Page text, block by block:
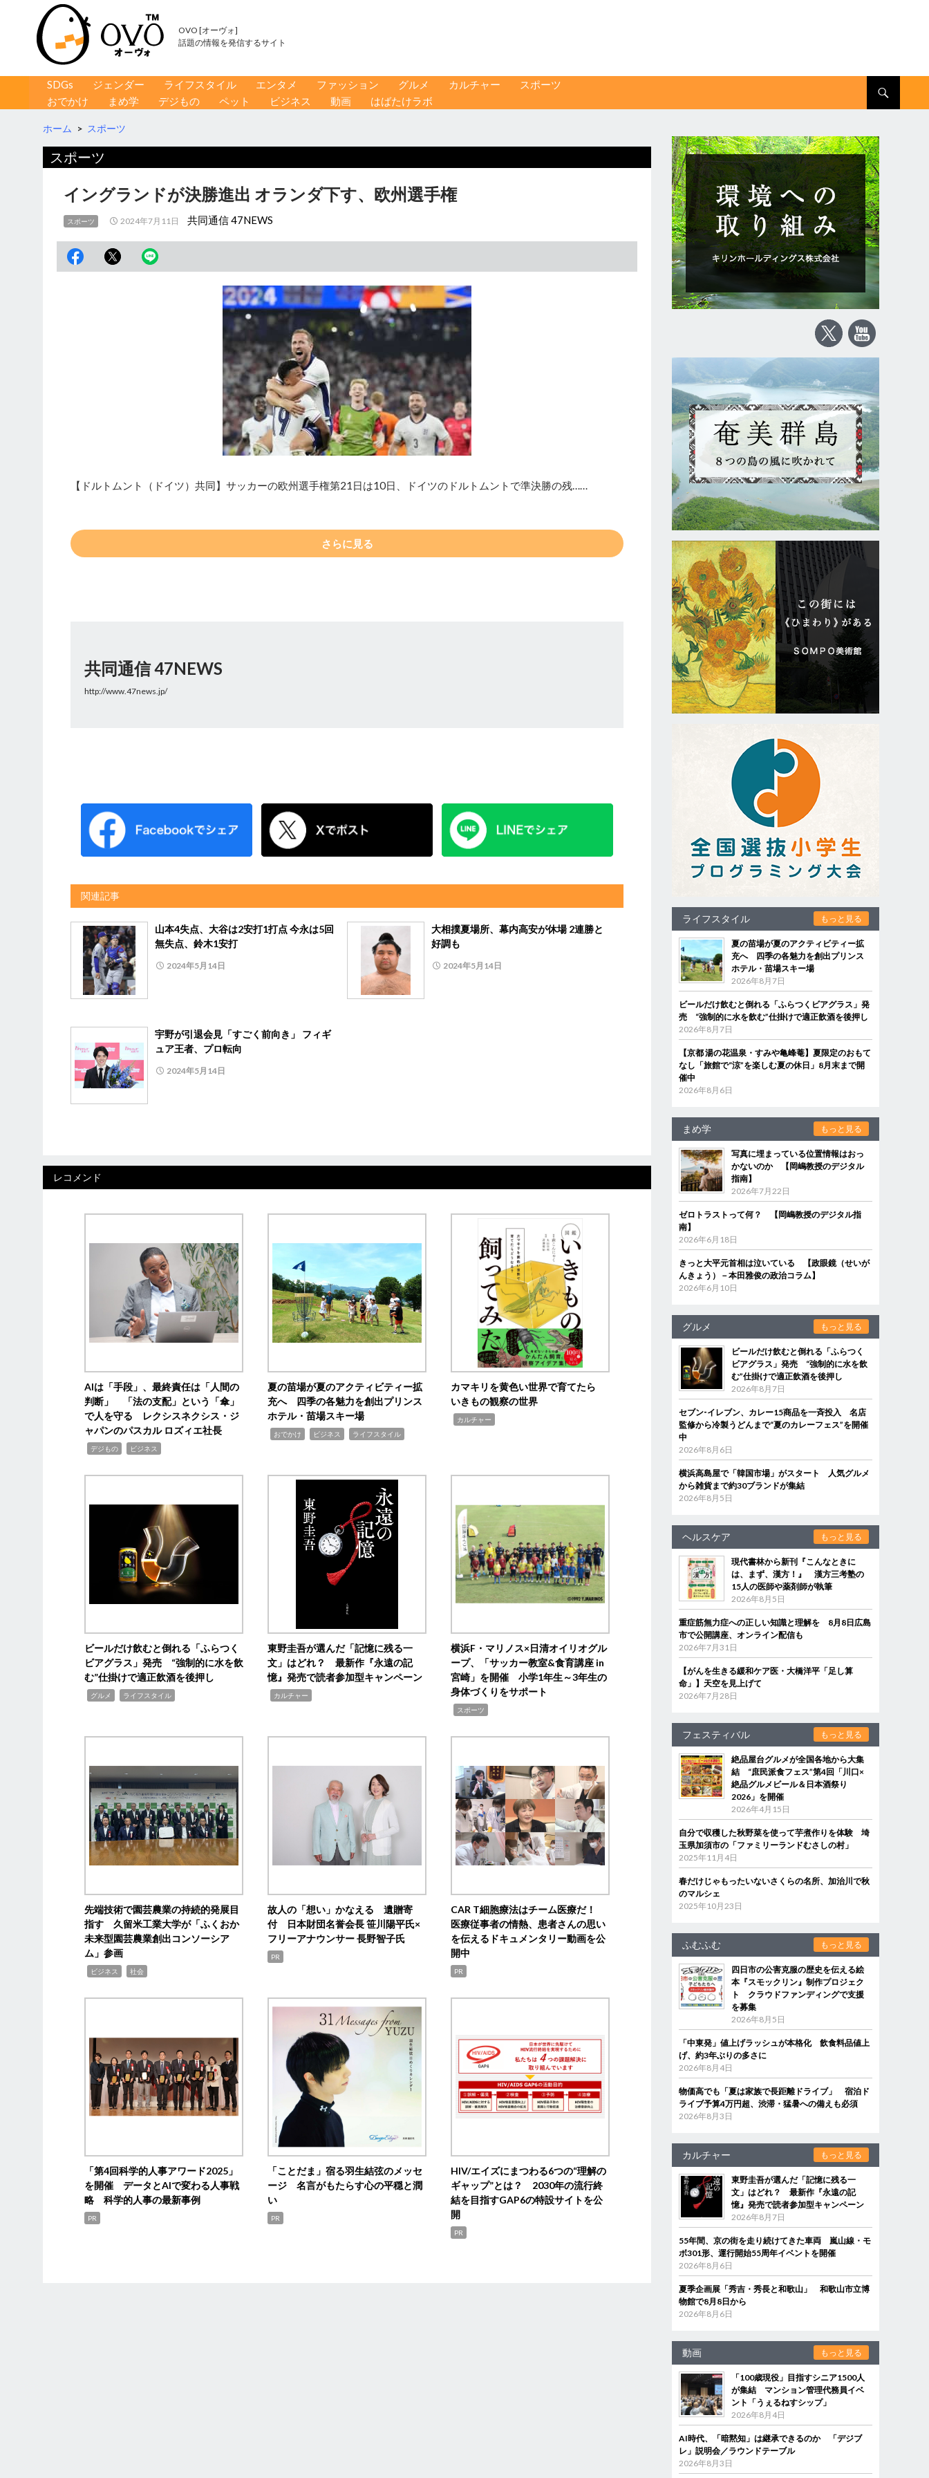
OVO [オーヴォ]
話題の情報を発信するサイト
コンテンツへ移動
SDGs ジェンダー ライフスタイル エンタメ ファッション グルメ カルチャー
スポーツ
おでかけ
まめ学 デジもの ペット ビジネス 動画 はばたけラボ
ホーム > スポーツ
スポーツ
イングランドが決勝進出 オランダ下す、欧州選手権
スポーツ 2024年7月11日 共同通信 47NEWS
【ドルトムント（ドイツ）共同】サッカーの欧州選手権第21日は10日、ドイツのドルトムントで準決勝の残……
さらに見る
共同通信 47NEWS
http://www.47news.jp/
関連記事
山本4失点、大谷は2安打1打点 今永は5回
無失点、鈴木1安打
2024年5月14日
大相撲夏場所、幕内高安が休場 2連勝と
好調も
2024年5月14日
宇野が引退会見「すごく前向き」 フィギ
ュア王者、プロ転向
2024年5月14日
レコメンド
AIは「手段」、最終責任は「人間の
判断」 「法の支配」という「傘」
で人を守る レクシスネクシス・ジ
ャパンのパスカル ロズィエ社長
デジもの ビジネス
夏の苗場が夏のアクティビティー拡
充へ 四季の各魅力を創出プリンス
ホテル・苗場スキー場
おでかけ ビジネス ライフスタイル
カマキリを黄色い世界で育てたら
いきもの観察の世界
カルチャー
ビールだけ飲むと倒れる「ふらつく
ビアグラス」発売 “強制的に水を飲
む”仕掛けで適正飲酒を後押し
グルメ ライフスタイル
東野圭吾が選んだ「記憶に残る一
文」はどれ？ 最新作『永遠の記
憶』発売で読者参加型キャンペーン
カルチャー
横浜F・マリノス×日清オイリオグル
ープ、「サッカー教室&食育講座 in
宮崎」を開催 小学1年生～3年生の
身体づくりをサポート
スポーツ
先端技術で園芸農業の持続的発展目
指す 久留米工業大学が「ふくおか
未来型園芸農業創出コンソーシア
ム」参画
ビジネス 社会
故人の「想い」かなえる 遺贈寄
付 日本財団名誉会長 笹川陽平氏×
フリーアナウンサー 長野智子氏
PR
CAR T細胞療法はチーム医療だ！
医療従事者の情熱、患者さんの思い
を伝えるドキュメンタリー動画を公
開中
PR
「第4回科学的人事アワード2025」
を開催 データとAIで変わる人事戦
略 科学的人事の最新事例
PR
「ことだま」宿る羽生結弦のメッセ
ージ 名言がもたらす心の平穏と潤
い
PR
HIV/エイズにまつわる6つの“理解の
ギャップ”とは？ 2030年の流行終
結を目指すGAP6の特設サイトを公
開
PR
ライフスタイル もっと見る
夏の苗場が夏のアクティビティー拡
充へ 四季の各魅力を創出プリンス
ホテル・苗場スキー場
2026年8月7日
ビールだけ飲むと倒れる「ふらつくビアグラス」発
売 “強制的に水を飲む”仕掛けで適正飲酒を後押し
2026年8月7日
【京都 湯の花温泉・すみや亀峰菴】夏限定のおもて
なし「旅館で“涼”を楽しむ夏の休日」8月末まで開
催中
2026年8月6日
まめ学 もっと見る
写真に埋まっている位置情報はおっ
かないのか 【岡嶋教授のデジタル
指南】
2026年7月22日
ゼロトラストって何？ 【岡嶋教授のデジタル指
南】
2026年6月18日
きっと大平元首相は泣いている 【政眼鏡（せいが
んきょう）－本田雅俊の政治コラム】
2026年6月10日
グルメ もっと見る
ビールだけ飲むと倒れる「ふらつく
ビアグラス」発売 “強制的に水を飲
む”仕掛けで適正飲酒を後押し
2026年8月7日
セブン‐イレブン、カレー15商品を一斉投入 名店
監修から冷製うどんまで“夏のカレーフェス”を開催
中
2026年8月6日
横浜高島屋で「韓国市場」がスタート 人気グルメ
から雑貨まで約30ブランドが集結
2026年8月5日
ヘルスケア もっと見る
現代書林から新刊『こんなときに
は、まず、漢方！』 漢方三考塾の
15人の医師や薬剤師が執筆
2026年8月5日
重症筋無力症への正しい知識と理解を 8月8日広島
市で公開講座、オンライン配信も
2026年7月31日
【がんを生きる緩和ケア医・大橋洋平「足し算
命」】天空を見上げて
2026年7月28日
フェスティバル もっと見る
絶品屋台グルメが全国各地から大集
結 “庶民派食フェス”第4回「川口×
絶品グルメビール＆日本酒祭り
2026」を開催
2026年4月15日
自分で収穫した秋野菜を使って芋煮作りを体験 埼
玉県加須市の「ファミリーランドむさしの村」
2025年11月4日
春だけじゃもったいないさくらの名所、加治川で秋
のマルシェ
2025年10月23日
ふむふむ もっと見る
四日市の公害克服の歴史を伝える絵
本『スモックリン』制作プロジェク
ト クラウドファンディングで支援
を募集
2026年8月5日
「中東発」値上げラッシュが本格化 飲食料品値上
げ、約3年ぶりの多さに
2026年8月4日
物価高でも「夏は家族で長距離ドライブ」 宿泊ド
ライブ予算4万円超、渋滞・猛暑への備えも必須
2026年8月3日
カルチャー もっと見る
東野圭吾が選んだ「記憶に残る一
文」はどれ？ 最新作『永遠の記
憶』発売で読者参加型キャンペーン
2026年8月7日
55年間、京の街を走り続けてきた車両 嵐山線・モ
ボ301形、運行開始55周年イベントを開催
2026年8月6日
夏季企画展「秀吉・秀長と和歌山」 和歌山市立博
物館で8月8日から
2026年8月6日
動画 もっと見る
「100歳現役」目指すシニア1500人
が集結 マンション管理代務員イベ
ント「うぇるねすシップ」
2026年8月4日
AI時代、「暗黙知」は継承できるのか 「デジブ
レ」説明会／ラウンドテーブル
2026年8月3日